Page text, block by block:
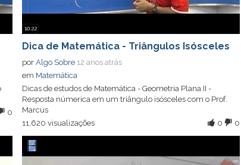
0
10:22
Dica de Matemática - Triângulos Isósceles
por Algo Sobre 12 anos atrás
em Matemática
Dicas de estudos de Matemática - Geometria Plana II -
Resposta númerica em um triângulo isósceles com o Prof.
Marcus
0
0
11,620 visualizações